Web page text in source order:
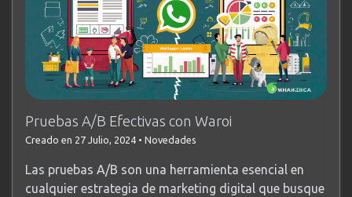
Pruebas A/B Efectivas con Waroi
Creado en 27 Julio, 2024 • Novedades
Las pruebas A/B son una herramienta esencial en
cualquier estrategia de marketing digital que busque